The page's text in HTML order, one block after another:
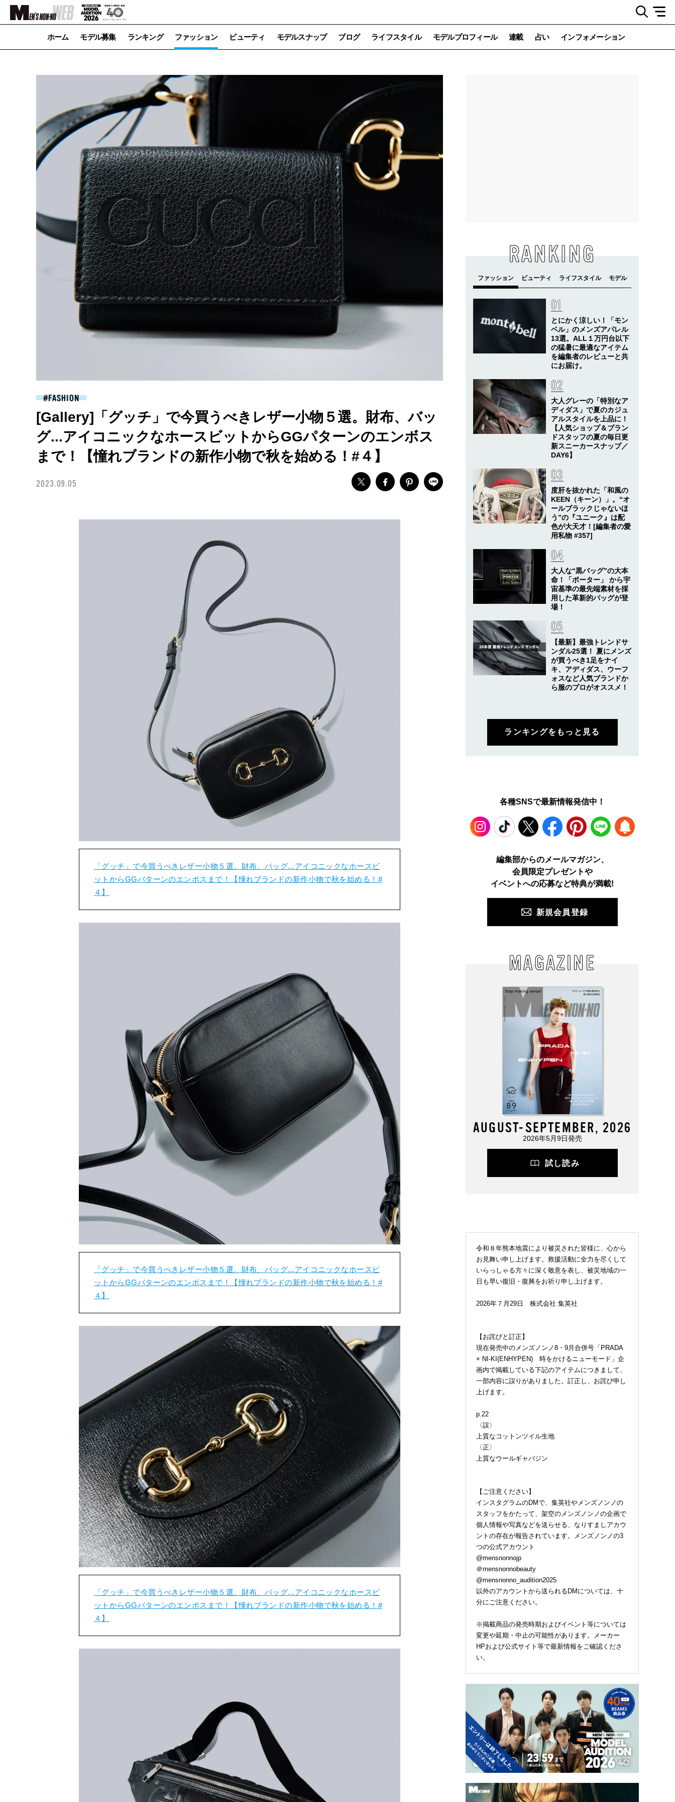
ホーム モデル募集 ランキング ファッション ビューティ モデルスナップ ブログ ライフスタイル モデルプロフィール 連載 占い インフォメーション
FASHION
[Gallery]「グッチ」で今買うべきレザー小物５選。財布、バッ
グ...アイコニックなホースビットからGGパターンのエンボス
まで！【憧れブランドの新作小物で秋を始める！#４】
2023.09.05
「グッチ」で今買うべきレザー小物５選。財布、バッグ...アイコニックなホースビ
ットからGGパターンのエンボスまで！【憧れブランドの新作小物で秋を始める！#
４】
「グッチ」で今買うべきレザー小物５選。財布、バッグ...アイコニックなホースビ
ットからGGパターンのエンボスまで！【憧れブランドの新作小物で秋を始める！#
４】
「グッチ」で今買うべきレザー小物５選。財布、バッグ...アイコニックなホースビ
ットからGGパターンのエンボスまで！【憧れブランドの新作小物で秋を始める！#
４】
RANKING
とにかく涼しい！「モン
ベル」のメンズアパレル
13選。ALL１万円台以下
の猛暑に最適なアイテム
を編集者のレビューと共
にお届け。
大人グレーの「特別なア
ディダス」で夏のカジュ
アルスタイルを上品に！
【人気ショップ＆ブラン
ドスタッフの夏の毎日更
新スニーカースナップ／
DAY6】
度肝を抜かれた「和風の
KEEN（キーン）」。“オ
ールブラックじゃないほ
う”の『ユニーク』は配
色が大天才！[編集者の愛
用私物 #357]
大人な“黒バッグ”の大本
命！「ポーター」 から宇
宙基準の最先端素材を採
用した革新的バッグが登
場！
【最新】最強トレンドサ
ンダル25選！ 夏にメンズ
が買うべき1足をナイ
キ、アディダス、ウーフ
ォスなど人気ブランドか
ら服のプロがオススメ！
ランキングをもっと見る
各種SNSで最新情報発信中！
TikTok Facebook Pinterest LINE
編集部からのメールマガジン、
会員限定プレゼントや
イベントへの応募など特典が満載!
新規会員登録
MAGAZINE
AUGUST-SEPTEMBER, 2026
2026年5月9日発売
試し読み
令和８年熊本地震により被災された皆様に、心から
お見舞い申し上げます。救援活動に全力を尽くして
いらっしゃる方々に深く敬意を表し、被災地域の一
日も早い復旧・復興をお祈り申し上げます。
2026年７月29日 株式会社 集英社
【お詫びと訂正】
現在発売中のメンズノンノ8・9月合併号「PRADA
× NI-KI(ENHYPEN) 時をかけるニューモード」企
画内で掲載している下記のアイテムにつきまして、
一部内容に誤りがありました。訂正し、お詫び申し
上げます。
p.22
〈誤〉
上質なコットンツイル生地
〈正〉
上質なウールギャバジン
【ご注意ください】
インスタグラムのDMで、集英社やメンズノンノの
スタッフをかたって、架空のメンズノンノの企画で
個人情報や写真などを送らせる、なりすましアカウ
ントの存在が報告されています。メンズノンノの3
つの公式アカウント
@mensnonnojp
＠mensnonnobeauty
@mensnonno_audition2025
以外のアカウントから送られるDMについては、十
分にご注意ください。
※掲載商品の発売時期およびイベント等については
変更や延期・中止の可能性があります。メーカー
HPおよび公式サイト等で最新情報をご確認くださ
い。